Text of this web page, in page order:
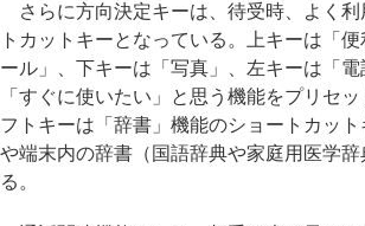
さらに方向決定キーは、待受時、よく利
トカットキーとなっている。上キーは「
ール」、下キーは「写真」、左キーは「
「すぐに使いたい」と思う機能をプリセ
フトキーは「辞書」機能のショートカッ
や端末内の辞書（国語辞典や家庭用医学
る。